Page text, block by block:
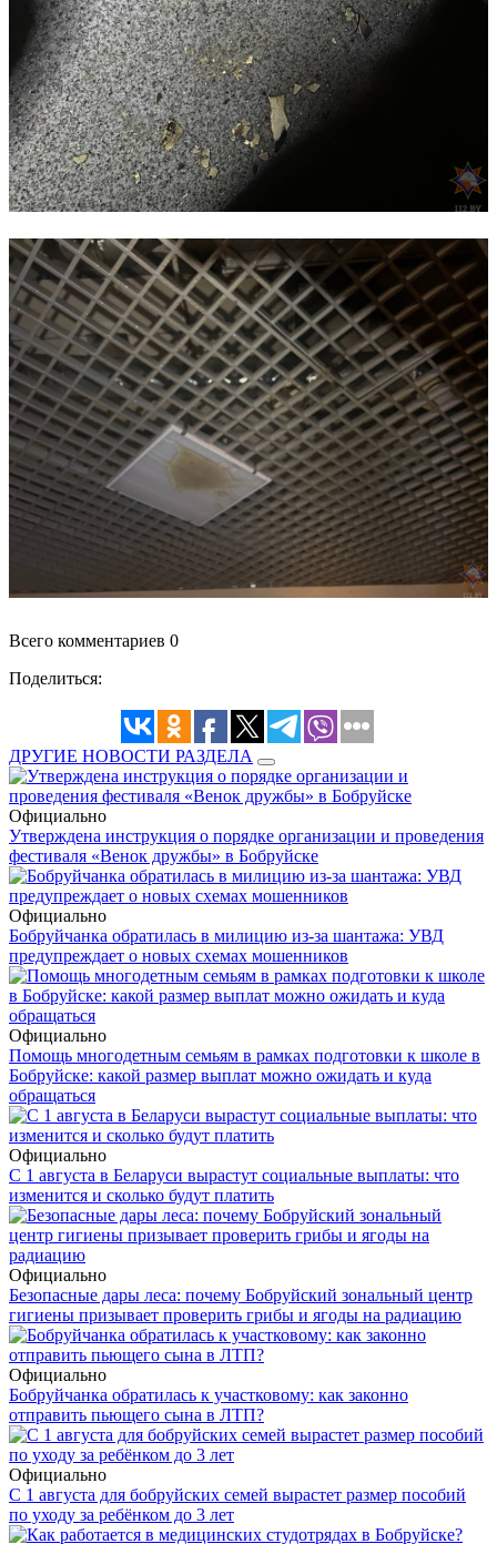
Всего комментариев 0
Поделиться:
ДРУГИЕ НОВОСТИ РАЗДЕЛА
Официально
Утверждена инструкция о порядке организации и проведения
фестиваля «Венок дружбы» в Бобруйске
Официально
Бобруйчанка обратилась в милицию из-за шантажа: УВД
предупреждает о новых схемах мошенников
Официально
Помощь многодетным семьям в рамках подготовки к школе в
Бобруйске: какой размер выплат можно ожидать и куда
обращаться
Официально
С 1 августа в Беларуси вырастут социальные выплаты: что
изменится и сколько будут платить
Официально
Безопасные дары леса: почему Бобруйский зональный центр
гигиены призывает проверить грибы и ягоды на радиацию
Официально
Бобруйчанка обратилась к участковому: как законно
отправить пьющего сына в ЛТП?
Официально
С 1 августа для бобруйских семей вырастет размер пособий
по уходу за ребёнком до 3 лет